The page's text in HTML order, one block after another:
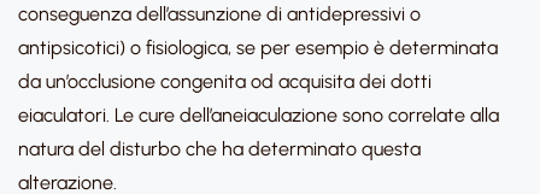
conseguenza dell’assunzione di antidepressivi o
antipsicotici) o fisiologica, se per esempio è determinata
da un’occlusione congenita od acquisita dei dotti
eiaculatori. Le cure dell’aneiaculazione sono correlate alla
natura del disturbo che ha determinato questa
alterazione.